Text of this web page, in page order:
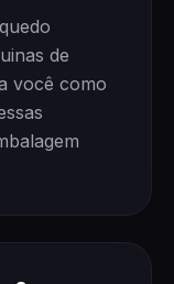
de
você como